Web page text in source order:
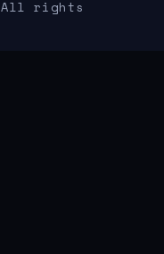
All rights